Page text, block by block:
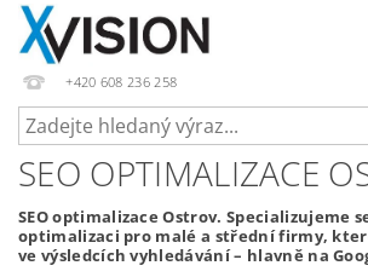
+420 608 236 258
SEO OPTIMALIZACE
SEO optimalizace Ostrov. Specializujeme
optimalizaci pro malé a střední firmy,
ve výsledcích vyhledávání – hlavně na